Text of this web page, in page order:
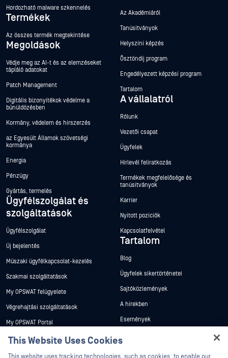
Hordozható malware szkennelés
Termékek
Az összes termék megtekintése
Megoldások
Védje meg az AI-t és az elemzéseket
tápláló adatokat
Patch Management
Digitális bizonyítékok védelme a
bűnüldözésben
Kormány, védelem és hírszerzés
az Egyesült Államok szövetségi
kormánya
Energia
Pénzügy
Gyártás, termelés
Ügyfélszolgálat és
szolgáltatások
Ügyfélszolgálat
Új bejelentés
Műszaki ügyfélkapcsolat-kezelés
Szakmai szolgáltatások
My OPSWAT felügyelete
Végrehajtási szolgáltatások
My OPSWAT Portal
Műszaki dokumentáció
Képzések
Az Akadémiáról
Tanúsítványok
Helyszíni képzés
Ösztöndíj program
Engedélyezett képzési program
Tartalom
A vállalatról
Rólunk
Vezetői csapat
Ügyfelek
Hírlevél feliratkozás
Termékek megfelelősége és
tanúsítványok
Karrier
Nyitott pozíciók
Kapcsolatfelvétel
Tartalom
Blog
Ügyfelek sikertörténetei
Sajtóközlemények
A hírekben
Események
This Website Uses Cookies
Hey there!